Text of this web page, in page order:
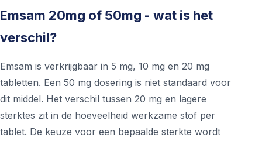
Emsam 20mg of 50mg - wat is het
verschil?
Emsam is verkrijgbaar in 5 mg, 10 mg en 20 mg
tabletten. Een 50 mg dosering is niet standaard voor
dit middel. Het verschil tussen 20 mg en lagere
sterktes zit in de hoeveelheid werkzame stof per
tablet. De keuze voor een bepaalde sterkte wordt